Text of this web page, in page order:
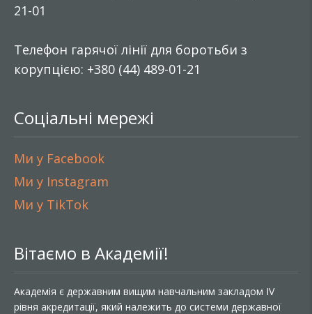
21-01
Телефон гарячої лінії для боротьби з
корупцією: +380 (44) 489-01-21
Соціальні мережі
Ми у Facebook
Ми у Instagram
Ми у TikTok
Вітаємо в Академії!
Академія є державним вищим навчальним закладом IV
рівня акредитації, який належить до системи державної